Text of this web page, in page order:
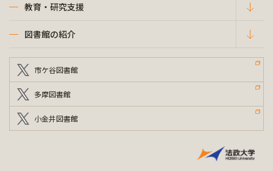
教育・研究支援
図書館の紹介
市ケ谷図書館
多摩図書館
小金井図書館